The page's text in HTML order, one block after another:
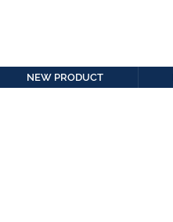
NEW PRODUCT